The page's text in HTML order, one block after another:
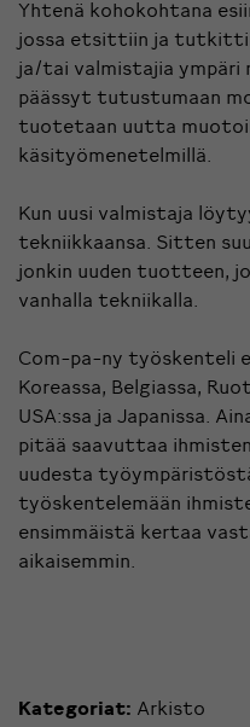
Yhtenä kohokohtana
jossa etsittiin ja
ja/tai valmistajia ympäri
päässyt tutustumaan
tuotetaan uutta
käsityömenetelmillä.
Kun uusi valmistaja
tekniikkaansa. Sitten
jonkin uuden tuotteen,
vanhalla tekniikalla.
Com-pa-ny työskenteli
Koreassa, Belgiassa,
USA:ssa ja Japanissa.
pitää saavuttaa
uudesta
työskentelemään
ensimmäistä kertaa
aikaisemmin.
Kategoriat: Arkisto